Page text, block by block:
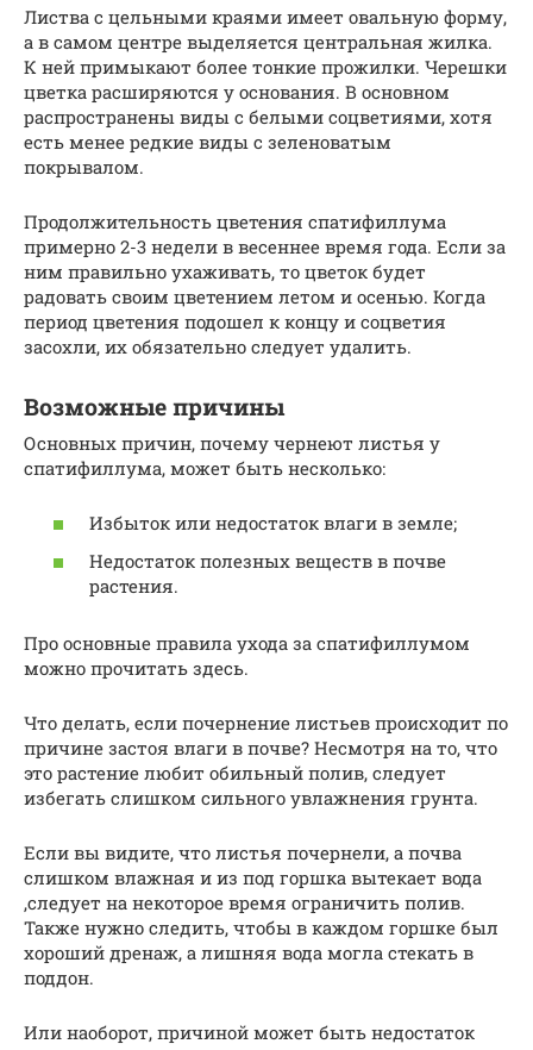
Листва с цельными краями имеет овальную форму,
а в самом центре выделяется центральная жилка.
К ней примыкают более тонкие прожилки. Черешки
цветка расширяются у основания. В основном
распространены виды с белыми соцветиями, хотя
есть менее редкие виды с зеленоватым
покрывалом.
Продолжительность цветения спатифиллума
примерно 2-3 недели в весеннее время года. Если за
ним правильно ухаживать, то цветок будет
радовать своим цветением летом и осенью. Когда
период цветения подошел к концу и соцветия
засохли, их обязательно следует удалить.
Возможные причины
Основных причин, почему чернеют листья у
спатифиллума, может быть несколько:
Избыток или недостаток влаги в земле;
Недостаток полезных веществ в почве
растения.
Про основные правила ухода за спатифиллумом
можно прочитать здесь.
Что делать, если почернение листьев происходит по
причине застоя влаги в почве? Несмотря на то, что
это растение любит обильный полив, следует
избегать слишком сильного увлажнения грунта.
Если вы видите, что листья почернели, а почва
слишком влажная и из под горшка вытекает вода
,следует на некоторое время ограничить полив.
Также нужно следить, чтобы в каждом горшке был
хороший дренаж, а лишняя вода могла стекать в
поддон.
Или наоборот, причиной может быть недостаток